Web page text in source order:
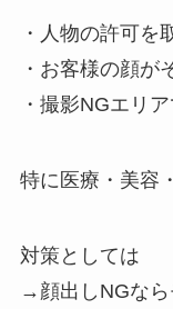
・人物の許可を
・お客様の顔が
・撮影NGエリ
特に医療・美容
対策としては
→顔出しNGなら